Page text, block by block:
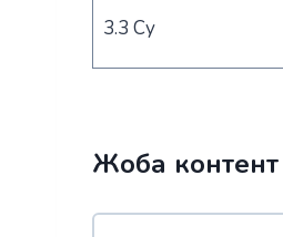
3.3 Су
Жоба контент